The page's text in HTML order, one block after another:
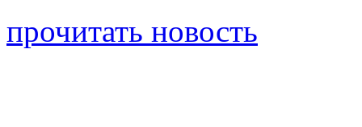
прочитать новость